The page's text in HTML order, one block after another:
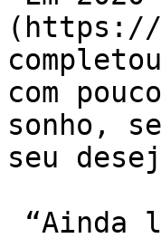
(https://
com
sonho,
seu